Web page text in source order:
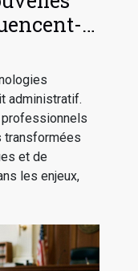
?
administratif.
transformées
et de
les enjeux,